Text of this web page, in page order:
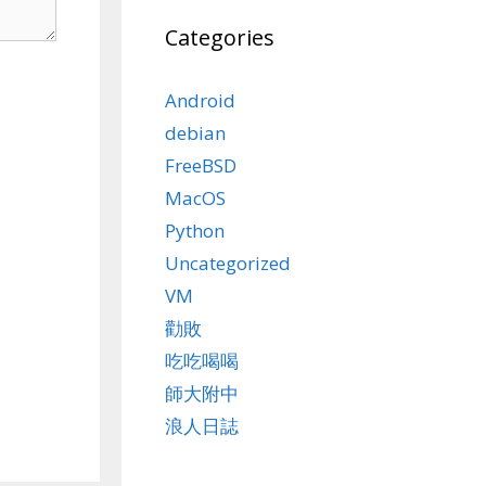
Categories
Android
debian
FreeBSD
MacOS
Python
Uncategorized
VM
勸敗
吃吃喝喝
師大附中
浪人日誌